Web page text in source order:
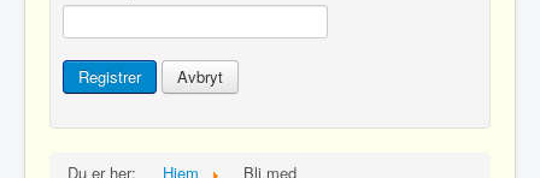
Registrer Avbryt
Du er her: Hjem Bli med